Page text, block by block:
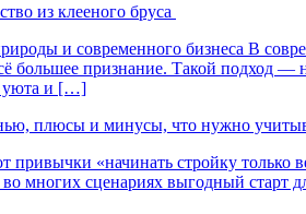
из клееного бруса
и современного бизнеса В
большее признание. Такой подход
уюта и […]
плюсы и минусы, что нужно
привычки «начинать стройку
сценариях выгодный старт